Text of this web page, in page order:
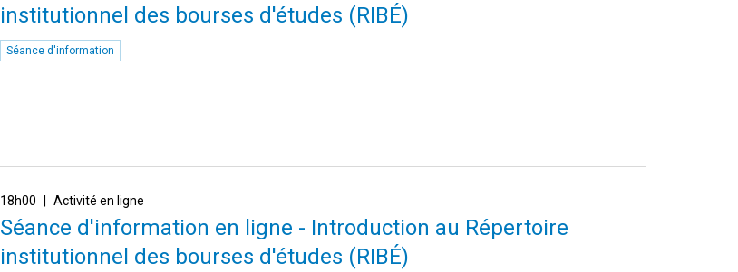
institutionnel des bourses d'études (RIBÉ)
Séance d'information
18h00 Activité en ligne
Séance d'information en ligne - Introduction au Répertoire
institutionnel des bourses d'études (RIBÉ)